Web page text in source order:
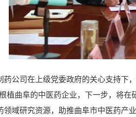
药公司在上级党委政府的关心支持下
植曲阜的中医药企业，下一步，将
域研究资源，助推曲阜市中医药产业